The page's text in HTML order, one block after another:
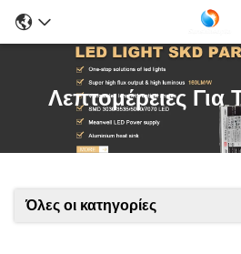
Λεπτομέρειες Για
Όλες οι κατηγορίες